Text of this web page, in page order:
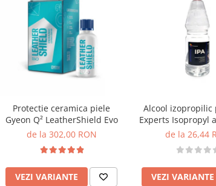
Protectie ceramica piele
Gyeon Q² LeatherShield Evo
de la 302,00 RON
VEZI VARIANTE
Alcool izopropilic
Experts Isopropyl
de la 26,44
VEZI VARIANTE